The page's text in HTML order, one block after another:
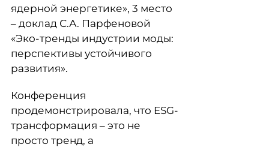
ядерной энергетике», 3 место
‒ доклад С.А. Парфеновой
«Эко-тренды индустрии моды:
перспективы устойчивого
развития».
Конференция
продемонстрировала, что ESG-
трансформация ‒ это не
просто тренд, а